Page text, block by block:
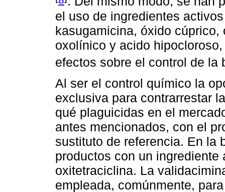
el uso de ingredientes
kasugamicina, óxido
oxolínico y acido
efectos sobre el control de la
Al ser el control químico la
exclusiva para contrarrestar
qué plaguicidas en el
antes mencionados, con el
sustituto de referencia. En la
productos con un
oxitetraciclina. La
empleada, comúnmente,